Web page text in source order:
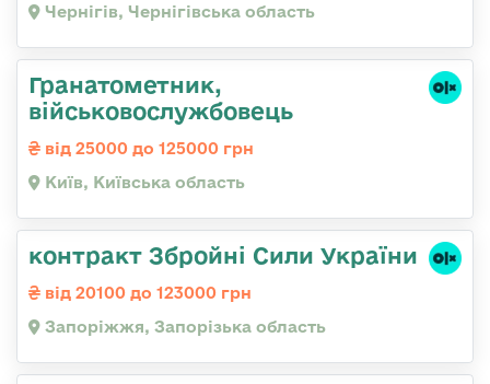
Чернігів, Чернігівська область
Гранатометник,
військовослужбовець
від 25000 до 125000 грн
Київ, Київська область
контракт Збройні Сили України
від 20100 до 123000 грн
Запоріжжя, Запорізька область